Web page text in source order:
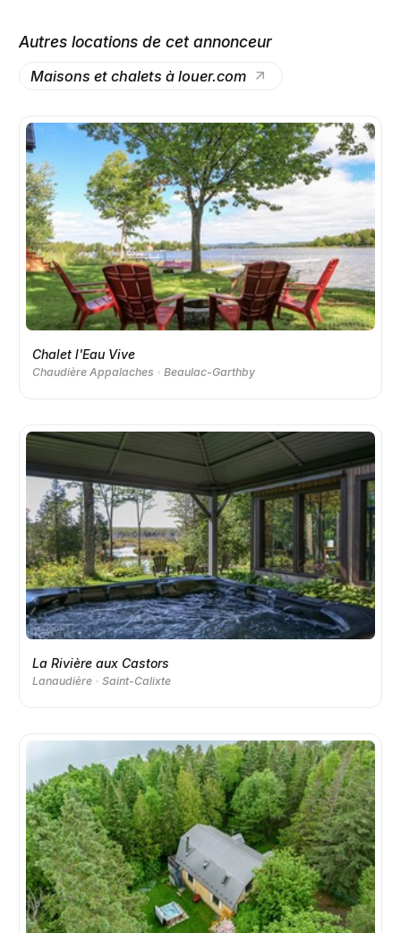
Autres locations de cet annonceur
Maisons et chalets à louer.com
Chalet l'Eau Vive
Chaudière Appalaches Beaulac-Garthby
La Rivière aux Castors
Lanaudière Saint-Calixte